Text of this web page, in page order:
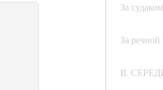
За
За речной
II.